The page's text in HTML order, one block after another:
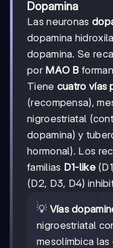
Dopamina
Las neuronas
dopamina
dopamina. Se
por MAO B
Tiene cuatro vías
(recompensa),
nigroestriatal
dopamina) y
hormonal). Los
familias D1-like
(D2, D3, D4)
💡 Vías
nigroestriatal
mesolímbica